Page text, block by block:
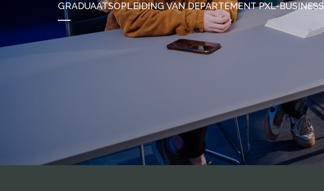
GRADUAATSOPLEIDING VAN DEPARTEMENT PXL-BUSINESS